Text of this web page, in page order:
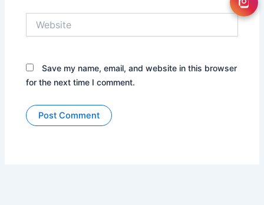
Save my name, email, and website in this browser
for the next time I comment.